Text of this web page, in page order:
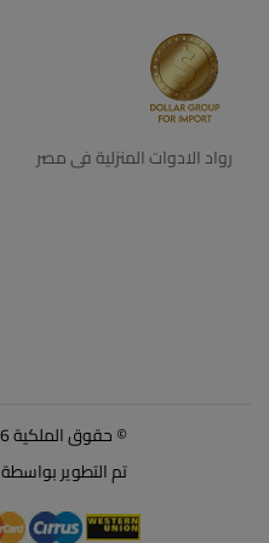
رواد الادوات المنزلية فى مصر
© حقوق الملكية 2026 دولار للاستيراد.
تم التطوير بواسطة